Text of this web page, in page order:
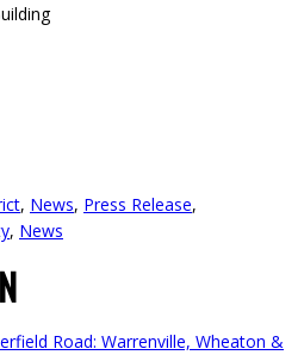
, News, Press Release,
, News
Road: Warrenville, Wheaton &